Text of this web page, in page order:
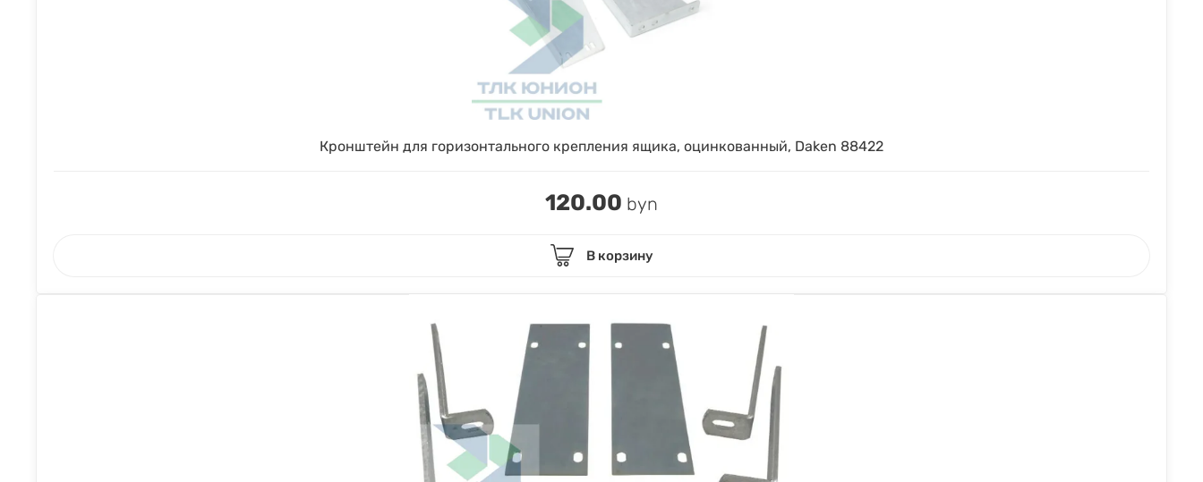
Кронштейн для горизонтального крепления ящика, оцинкованный, Daken 88422
120.00 byn
В корзину